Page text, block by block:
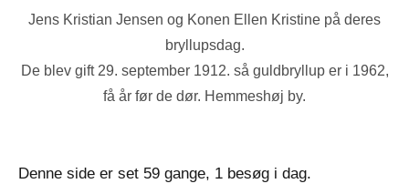
Jens Kristian Jensen og Konen Ellen Kristine på deres
bryllupsdag.
De blev gift 29. september 1912. så guldbryllup er i 1962,
få år før de dør. Hemmeshøj by.
Denne side er set 59 gange, 1 besøg i dag.